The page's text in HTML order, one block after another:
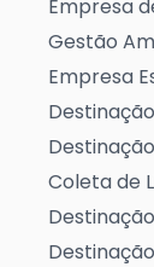
Empresa
Gestão
Empresa
Coleta de